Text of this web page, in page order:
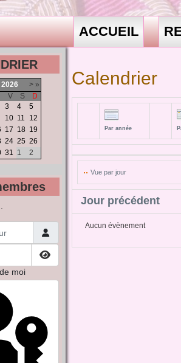
ACCUEIL
2026 > »
V S
D
3 4
5
10 11
12
17 18 19
24 25 26
31 1 2
Afficher le mot de passe
moi
Calendrier
Par année
Vue par jour
Jour précédent
Aucun évènement